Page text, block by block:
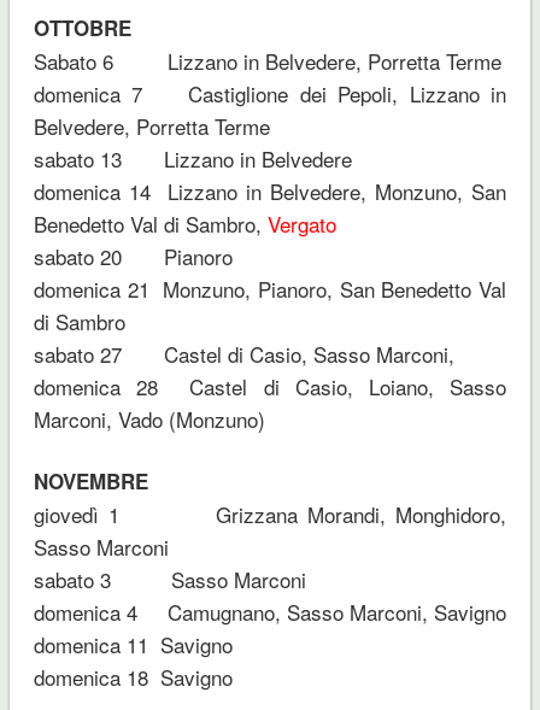
OTTOBRE
Sabato 6 Lizzano in Belvedere, Porretta Terme
domenica 7 Castiglione dei Pepoli, Lizzano in
Belvedere, Porretta Terme
sabato 13 Lizzano in Belvedere
domenica 14 Lizzano in Belvedere, Monzuno, San
Benedetto Val di Sambro, Vergato
sabato 20 Pianoro
domenica 21 Monzuno, Pianoro, San Benedetto Val
di Sambro
sabato 27 Castel di Casio, Sasso Marconi,
domenica 28 Castel di Casio, Loiano, Sasso
Marconi, Vado (Monzuno)
NOVEMBRE
giovedì 1 Grizzana Morandi, Monghidoro,
Sasso Marconi
sabato 3 Sasso Marconi
domenica 4 Camugnano, Sasso Marconi, Savigno
domenica 11 Savigno
domenica 18 Savigno